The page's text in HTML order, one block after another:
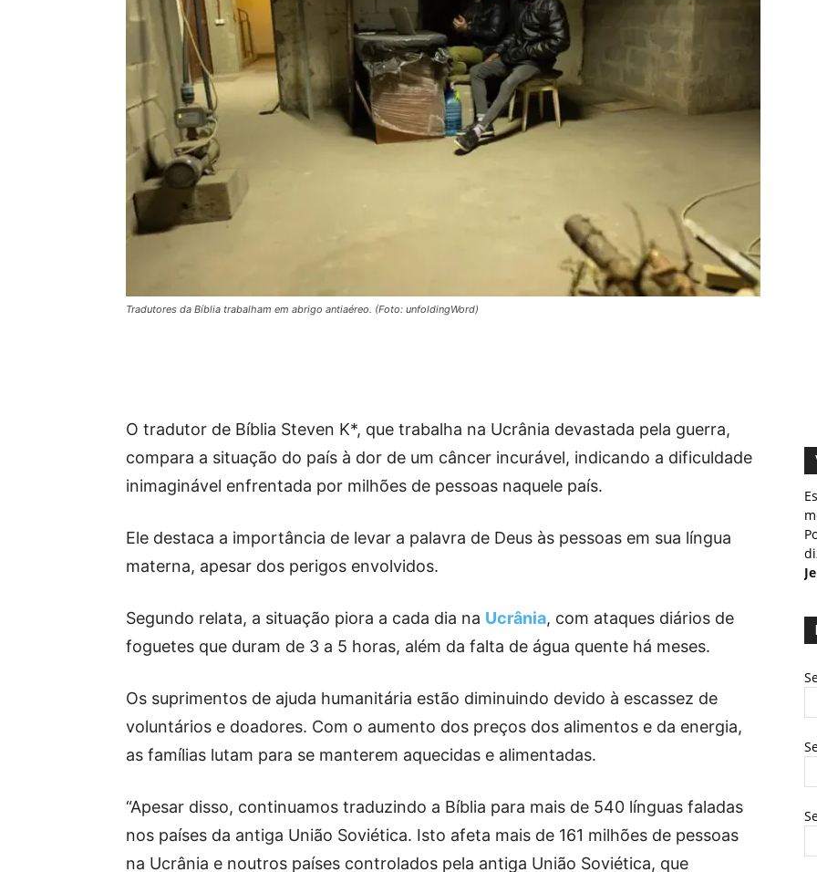
Tradutores da Bíblia trabalham em abrigo antiaéreo. (Foto: unfoldingWord)
O tradutor de Bíblia Steven K*, que trabalha na Ucrânia devastada pela guerra,
compara a situação do país à dor de um câncer incurável, indicando a dificuldade
inimaginável enfrentada por milhões de pessoas naquele país.
Ele destaca a importância de levar a palavra de Deus às pessoas em sua língua
materna, apesar dos perigos envolvidos.
Segundo relata, a situação piora a cada dia na Ucrânia, com ataques diários de
foguetes que duram de 3 a 5 horas, além da falta de água quente há meses.
Os suprimentos de ajuda humanitária estão diminuindo devido à escassez de
voluntários e doadores. Com o aumento dos preços dos alimentos e da energia,
as famílias lutam para se manterem aquecidas e alimentadas.
“Apesar disso, continuamos traduzindo a Bíblia para mais de 540 línguas faladas
nos países da antiga União Soviética. Isto afeta mais de 161 milhões de pessoas
na Ucrânia e noutros países controlados pela antiga União Soviética, que